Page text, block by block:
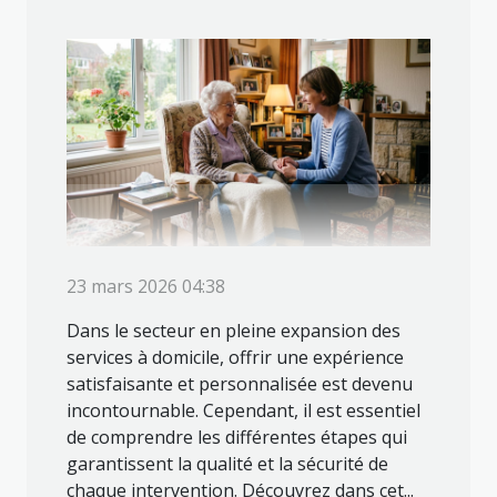
23 mars 2026 04:38
Dans le secteur en pleine expansion des
services à domicile, offrir une expérience
satisfaisante et personnalisée est devenu
incontournable. Cependant, il est essentiel
de comprendre les différentes étapes qui
garantissent la qualité et la sécurité de
chaque intervention. Découvrez dans cet...